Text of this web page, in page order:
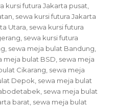
kursi futura Jakarta pusat,
, sewa kursi futura Jakarta
Utara, sewa kursi futura
, sewa kursi futura
, sewa meja bulat Bandung,
meja bulat BSD, sewa meja
Cikarang, sewa meja
Depok, sewa meja bulat
, sewa meja bulat
barat, sewa meja bulat